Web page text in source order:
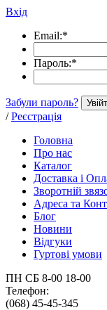
Вхід
Email:*
Пароль:*
Забули пароль?
/ Реєстрація
Головна
Про нас
Каталог
Доставка і
Зворотній
Адреса та
Блог
Новини
Відгуки
Гуртові умови
ПН СБ 8-00 18-00
Телефон:
(068) 45-45-345